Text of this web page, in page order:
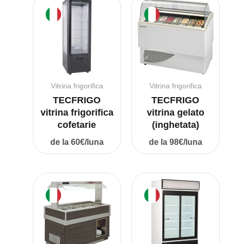
Vitrina frigorifica
TECFRIGO
vitrina frigorifica
cofetarie
de la 60€/luna
Vitrina frigorifica
TECFRIGO
vitrina gelato
(inghetata)
de la 98€/luna